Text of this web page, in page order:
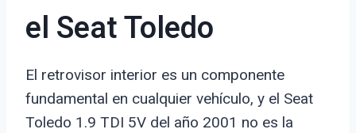
el Seat Toledo
El retrovisor interior es un componente
fundamental en cualquier vehículo, y el Seat
Toledo 1.9 TDI 5V del año 2001 no es la